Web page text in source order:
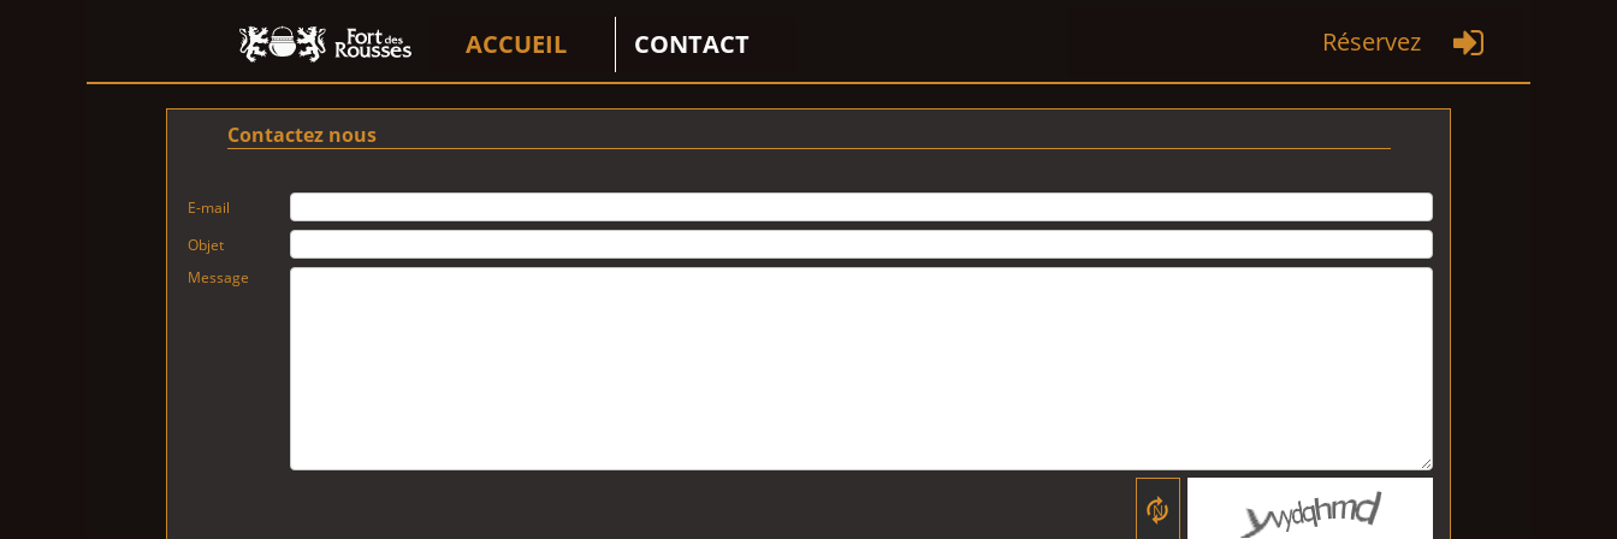
ACCUEIL CONTACT Réservez 
Contactez nous
E-mail
Objet
Message
N